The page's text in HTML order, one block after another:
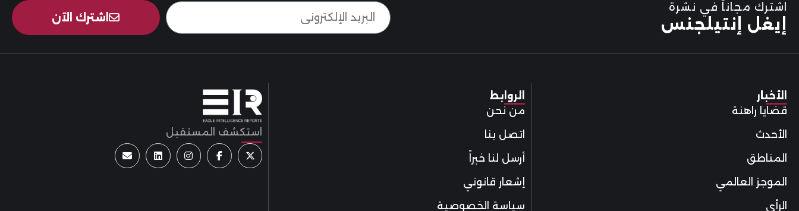
اشترك مجاناً في نشرة
إيغل إنتيلجنس اشترك الآن
الأخبار
قضايا راهنة
الأحدث
المناطق
الموجز العالمي
الرأي
الروابط
من نحن
اتصل بنا
أرسل لنا خبراً
إشعار قانوني
سياسة الخصوصية
استكشف المستقبل